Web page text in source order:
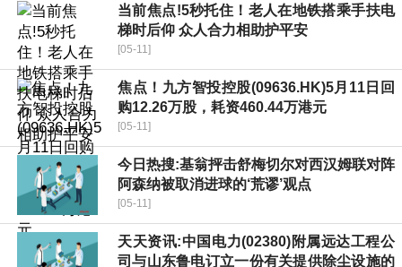
当前焦点!5秒托住！老人在地铁搭乘手扶电
梯时后仰 众人合力相助护平安
[05-11]
焦点！九方智投控股(09636.HK)5月11日回
购12.26万股，耗资460.44万港元
[05-11]
今日热搜:基翁抨击舒梅切尔对西汉姆联对阵
阿森纳被取消进球的‘荒谬’观点
[05-11]
天天资讯:中国电力(02380)附属远达工程公
司与山东鲁电订立一份有关提供除尘设施的